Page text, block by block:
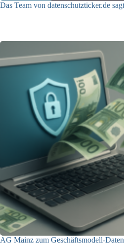
Das Team von datenschutzticker.de
AG Mainz zum Geschäftsmodell-